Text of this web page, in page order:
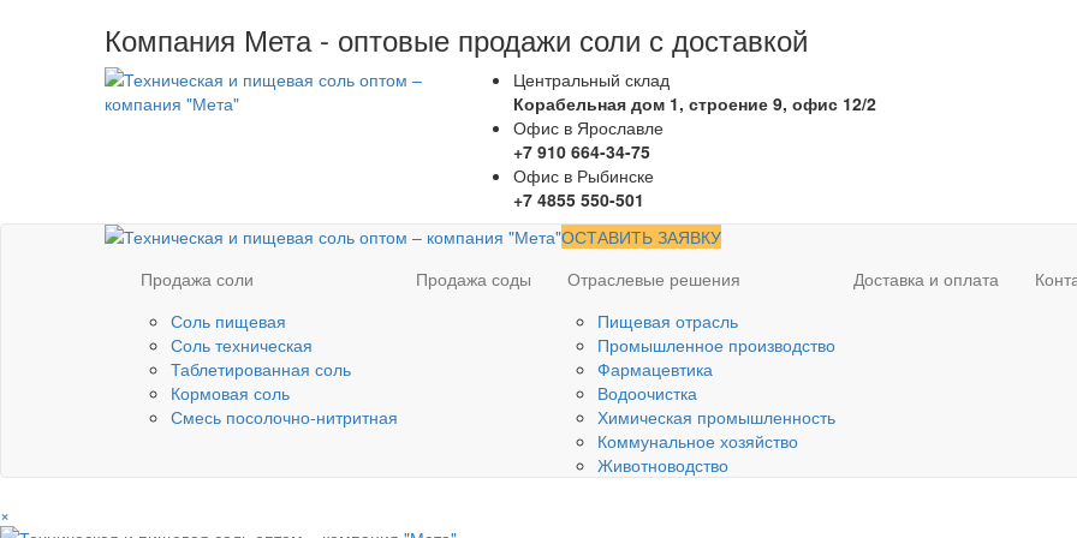
Компания Мета - оптовые продажи соли с доставкой
Центральный склад
Корабельная дом 1, строение 9, офис 12/2
Офис в Ярославле
+7 910 664-34-75
Офис в Рыбинске
+7 4855 550-501
Продажа соли
Соль пищевая
Соль техническая
Таблетированная соль
Кормовая соль
Смесь посолочно-нитритная
Продажа соды
Отраслевые решения
Пищевая отрасль
Промышленное производство
Фармацевтика
Водоочистка
Химическая промышленность
Коммунальное хозяйство
Животноводство
Доставка и оплата
ОСТАВИТЬ ЗАЯВКУ
×